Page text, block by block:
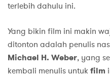
terlebih dahulu ini.
Yang bikin film ini makin
ditonton adalah penulis
Michael H. Weber, yang
kembali menulis untuk film